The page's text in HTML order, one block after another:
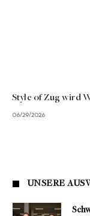
Style of Zug wird
06/29/2026
UNSERE